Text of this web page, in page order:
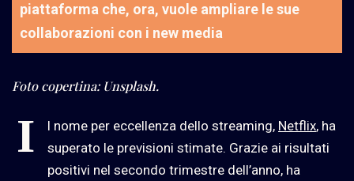
piattaforma che, ora, vuole ampliare le sue
collaborazioni con i new media
Foto copertina: Unsplash.
I l nome per eccellenza dello streaming, Netflix, ha
superato le previsioni stimate. Grazie ai risultati
positivi nel secondo trimestre dell’anno, ha